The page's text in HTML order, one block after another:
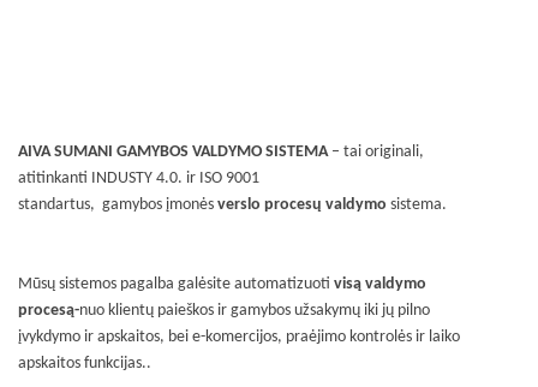
AIVA SUMANI GAMYBOS VALDYMO SISTEMA – tai originali,
atitinkanti INDUSTY 4.0. ir ISO 9001
standartus, gamybos įmonės verslo procesų valdymo sistema.
Mūsų sistemos pagalba galėsite automatizuoti visą valdymo
procesą-nuo klientų paieškos ir gamybos užsakymų iki jų pilno
įvykdymo ir apskaitos, bei e-komercijos, praėjimo kontrolės ir laiko
apskaitos funkcijas..